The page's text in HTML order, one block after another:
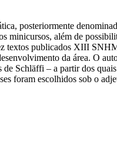
posteriormente
além de
publicados XIII
da área. O
Schläffi – a partir dos
foram escolhidos sob o